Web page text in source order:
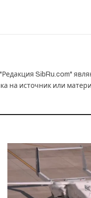
SibRu.com"
на источник или